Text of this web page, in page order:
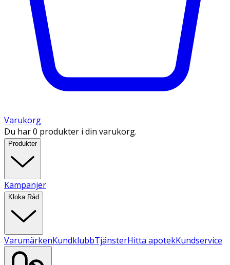
Varukorg
Du har 0 produkter i din varukorg.
Produkter
Kampanjer
Kloka Råd
VarumärkenKundklubbTjänsterHitta apotekKundservice